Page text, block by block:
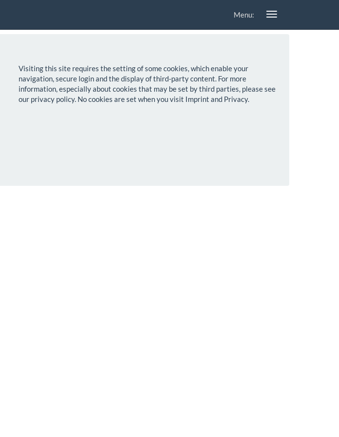
Menu:
Visiting this site requires the setting of some cookies, which enable your
navigation, secure login and the display of third-party content. For more
information, especially about cookies that may be set by third parties, please see
our privacy policy. No cookies are set when you visit Imprint and Privacy.